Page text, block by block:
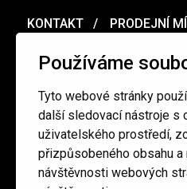
Používáme
Tyto webové stránky
další sledovací nástroje s
uživatelského prostředí,
přizpůsobeného obsahu a
návštěvnosti webových
KONTAKT PRODEJNÍ
MERCH VOUCHER
Ochrana osobních údajů /
redakce@cinepur.cz